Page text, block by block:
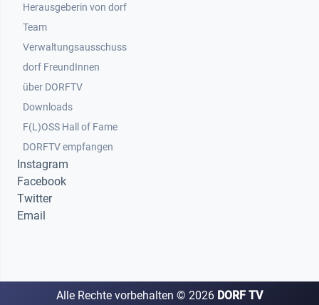
Herausgeberin von dorf
Team
Verwaltungsausschuss
dorf FreundInnen
Footer 3
über DORFTV
Downloads
F(L)OSS Hall of Fame
Footer 4
DORFTV empfangen
Instagram
Facebook
Twitter
Email
Alle Rechte vorbehalten © 2026 DORF TV